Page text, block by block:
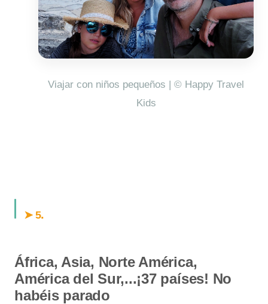
Viajar con niños pequeños | © Happy Travel
Kids
➤ 5.
África, Asia, Norte América,
América del Sur,...¡37 países! No
habéis parado